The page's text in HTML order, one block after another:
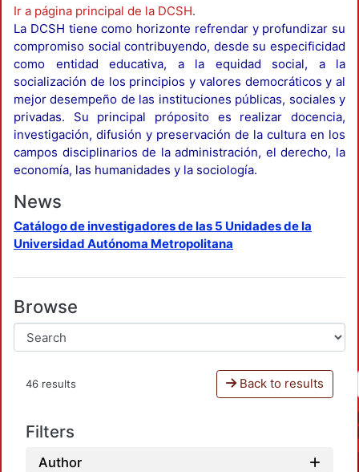
Ir a página principal de la DCSH.
La DCSH tiene como horizonte refrendar y profundizar su
compromiso social contribuyendo, desde su especificidad
como entidad educativa, a la equidad social, a la
socialización de los principios y valores democráticos y al
mejor desempeño de las instituciones públicas, sociales y
privadas. Su principal próposito es realizar docencia,
investigación, difusión y preservación de la cultura en los
campos disciplinarios de la administración, el derecho, la
economía, las humanidades y la sociología.
News
Catálogo de investigadores de las 5 Unidades de la
Universidad Autónoma Metropolitana
Browse
46 results Back to results
Filters
Author